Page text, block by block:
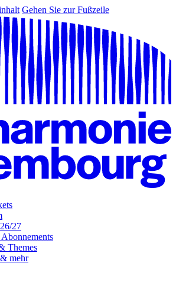
Gehen Sie zur Fußzeile
27
Themes
mehr